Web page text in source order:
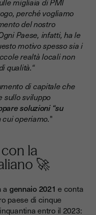
perché vogliamo
del nostro
Paese, infatti, ha le
motivo spesso sia i
realtà locali non
qualità.“
di capitale che
sullo sviluppo
soluzioni “su
cui operiamo."
la
🚀
a gennaio 2021 e conta
paese di cinque
entro il 2023: